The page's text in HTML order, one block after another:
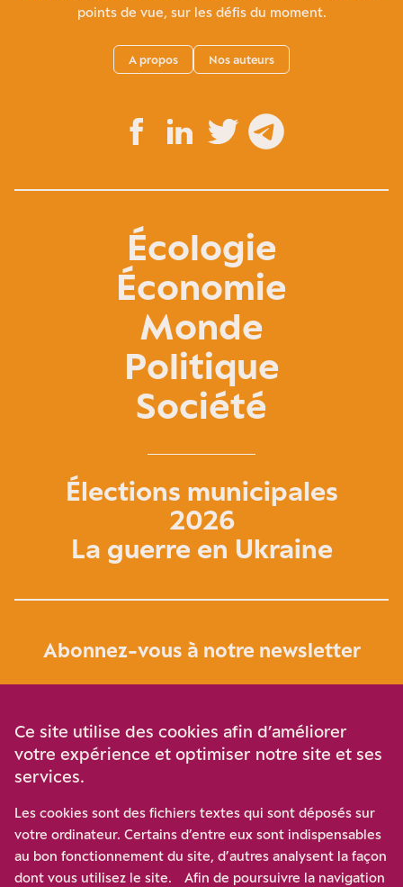
points de vue, sur les défis du moment.
A propos Nos auteurs
Écologie
Économie
Monde
Politique
Société
Élections municipales
2026
La guerre en Ukraine
Abonnez-vous à notre newsletter
Participez à notre effort pour conforter la démocratie en
luttant contre l’ascension aux extrêmes, et la
disqualification de l’adversaire, en promouvant la
Ce site utilise des cookies afin d’améliorer
votre expérience et optimiser notre site et ses
services.
Les cookies sont des fichiers textes qui sont déposés sur
votre ordinateur. Certains d’entre eux sont indispensables
au bon fonctionnement du site, d’autres analysent la façon
dont vous utilisez le site. Afin de poursuivre la navigation